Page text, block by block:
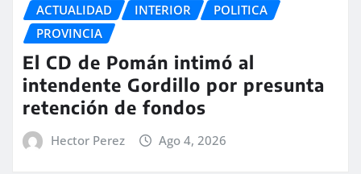
ACTUALIDAD INTERIOR
POLITICA
PROVINCIA
El CD de Pomán intimó al
intendente Gordillo por presunta
retención de fondos
Hector Perez Ago 4, 2026